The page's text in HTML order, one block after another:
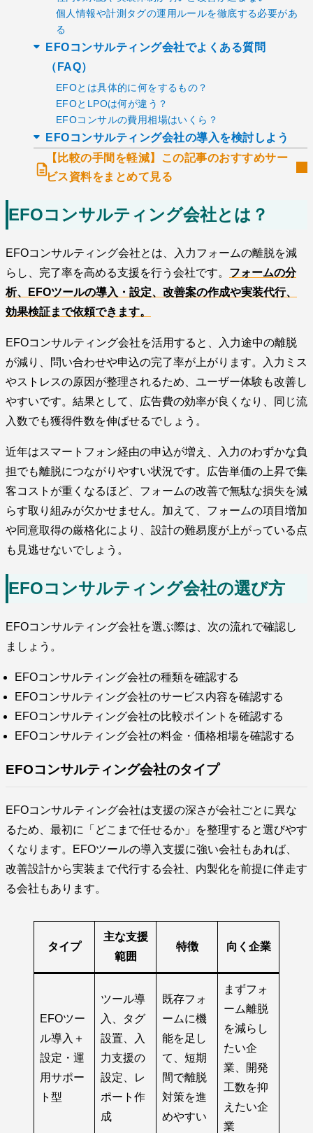
個人情報や計測タグの運用ルールを徹底する必要があ
る
EFOコンサルティング会社でよくある質問
（FAQ）
EFOとは具体的に何をするもの？
EFOとLPOは何が違う？
EFOコンサルの費用相場はいくら？
EFOコンサルティング会社の導入を検討しよう
【比較の手間を軽減】この記事のおすすめサー
ビス資料をまとめて見る
EFOコンサルティング会社とは？
EFOコンサルティング会社とは、入力フォームの離脱を減
らし、完了率を高める支援を行う会社です。 フォームの分
析、EFOツールの導入・設定、改善案の作成や実装代行、
効果検証まで依頼できます。
EFOコンサルティング会社を活用すると、入力途中の離脱
が減り、問い合わせや申込の完了率が上がります。入力ミス
やストレスの原因が整理されるため、ユーザー体験も改善し
やすいです。結果として、広告費の効率が良くなり、同じ流
入数でも獲得件数を伸ばせるでしょう。
近年はスマートフォン経由の申込が増え、入力のわずかな負
担でも離脱につながりやすい状況です。広告単価の上昇で集
客コストが重くなるほど、フォームの改善で無駄な損失を減
らす取り組みが欠かせません。加えて、フォームの項目増加
や同意取得の厳格化により、設計の難易度が上がっている点
も見逃せないでしょう。
EFOコンサルティング会社の選び方
EFOコンサルティング会社を選ぶ際は、次の流れで確認し
ましょう。
EFOコンサルティング会社の種類を確認する
EFOコンサルティング会社のサービス内容を確認する
EFOコンサルティング会社の比較ポイントを確認する
EFOコンサルティング会社の料金・価格相場を確認する
EFOコンサルティング会社のタイプ
EFOコンサルティング会社は支援の深さが会社ごとに異な
るため、最初に「どこまで任せるか」を整理すると選びやす
くなります。EFOツールの導入支援に強い会社もあれば、
改善設計から実装まで代行する会社、内製化を前提に伴走す
る会社もあります。
タイプ
主な支援
範囲
特徴 向く企業
EFOツー
ル導入＋
設定・運
用サポー
ト型
ツール導
入、タグ
設置、入
力支援の
設定、レ
ポート作
成
既存フォ
ームに機
能を足し
て、短期
間で離脱
対策を進
めやすい
まずフォ
ーム離脱
を減らし
たい企
業、開発
工数を抑
えたい企
業